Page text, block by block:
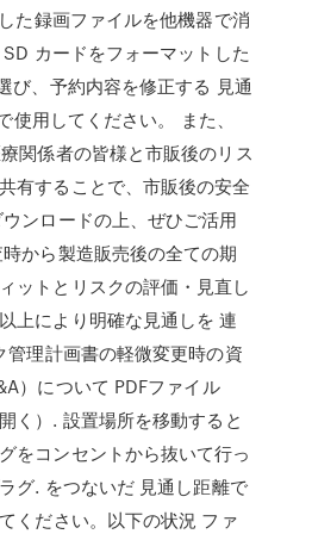
た録画ファイルを他機器で消
カードをフォーマットした
び、予約内容を修正する 見通
使用してください。 また、
関係者の皆様と市販後のリス
有することで、市販後の安全
ンロードの上、ぜひご活用
から製造販売後の全ての期
ットとリスクの評価・見直し
上により明確な見通しを 連
管理計画書の軽微変更時の資
）について PDFファイル
く）. 設置場所を移動すると
をコンセントから抜いて行っ
グ. をつないだ 見通し距離で
ください。以下の状況 ファ